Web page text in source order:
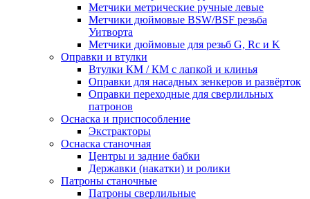
Метчики метрические ручные левые
Метчики дюймовые BSW/BSF резьба
Уитворта
Метчики дюймовые для резьб G, Rc и K
Оправки и втулки
Втулки КМ / КМ с лапкой и клинья
Оправки для насадных зенкеров и развёрток
Оправки переходные для сверлильных
патронов
Оснаска и приспособление
Экстракторы
Оснаска станочная
Центры и задние бабки
Державки (накатки) и ролики
Патроны станочные
Патроны сверлильные